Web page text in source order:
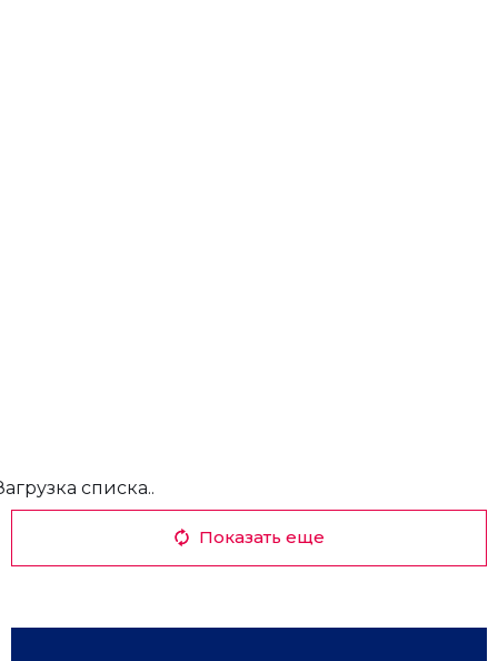
списка..
Показать еще